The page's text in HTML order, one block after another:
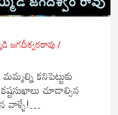
జ‌గ‌దీశ్వ‌ర‌రావు
కనిపెట్టుకు
చూడాల్సిన
వాళ్ళే!…